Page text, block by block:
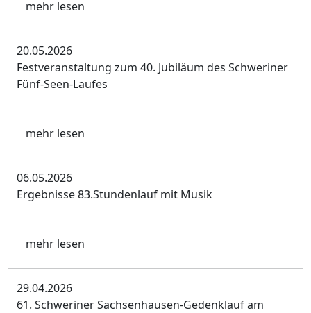
mehr lesen
20.05.2026
Festveranstaltung zum 40. Jubiläum des Schweriner
Fünf-Seen-Laufes
mehr lesen
06.05.2026
Ergebnisse 83.Stundenlauf mit Musik
mehr lesen
29.04.2026
61. Schweriner Sachsenhausen-Gedenklauf am